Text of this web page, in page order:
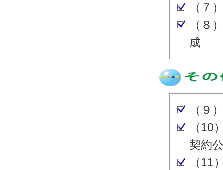
（７
（８
成
（９
（10
契約
（11